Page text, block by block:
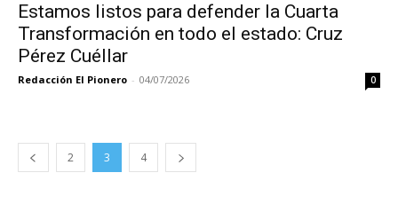
Estamos listos para defender la Cuarta
Transformación en todo el estado: Cruz
Pérez Cuéllar
Redacción El Pionero - 04/07/2026 0
2 3 4